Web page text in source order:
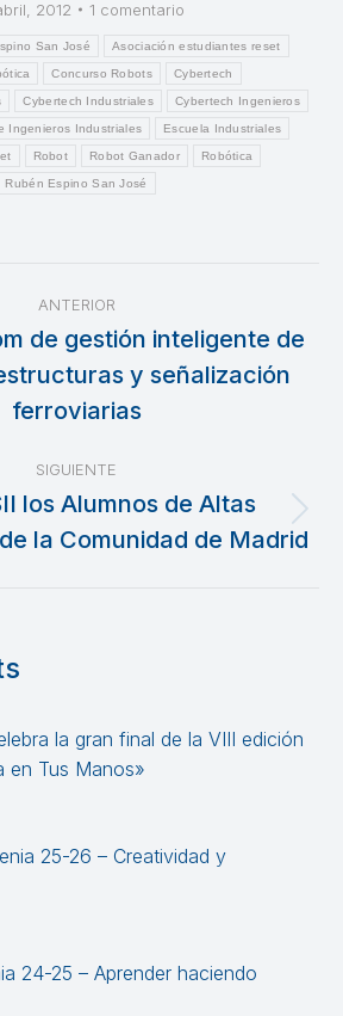
2012
1 comentario
San José Asociación estudiantes reset
Concurso Robots Cybertech
Cybertech Industriales Cybertech Ingenieros
Ingenieros Industriales Escuela Industriales
Robot Robot Ganador Robótica
Rubén Espino San José
ANTERIOR
Publicación
anterior:
de gestión inteligente de
y señalización
ferroviarias
SIGUIENTE
siguiente:
los Alumnos de Altas
la Comunidad de Madrid
la gran final de la VIII edición
en Tus Manos»
25-26 – Creatividad y
24-25 – Aprender haciendo